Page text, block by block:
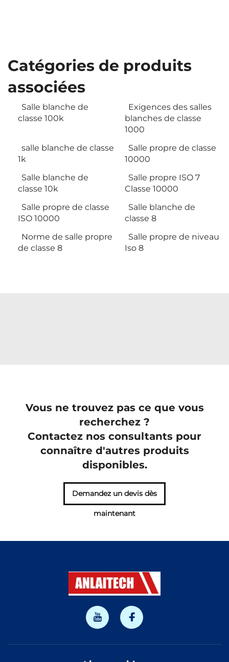
Catégories de produits
associées
Salle blanche de
classe 100k
Exigences des salles
blanches de classe
1000
salle blanche de classe
1k
Salle propre de classe
10000
Salle blanche de
classe 10k
Salle propre ISO 7
Classe 10000
Salle propre de classe
ISO 10000
Salle blanche de
classe 8
Norme de salle propre
de classe 8
Salle propre de niveau
Iso 8
Vous ne trouvez pas ce que vous
recherchez ?
Contactez nos consultants pour
connaître d'autres produits
disponibles.
Demandez un devis dès
maintenant